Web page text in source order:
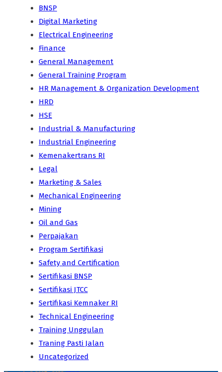
BNSP
Digital Marketing
Electrical Engineering
Finance
General Management
General Training Program
HR Management & Organization Development
HRD
HSE
Industrial & Manufacturing
Industrial Engineering
Kemenakertrans RI
Legal
Marketing & Sales
Mechanical Engineering
Mining
Oil and Gas
Perpajakan
Program Sertifikasi
Safety and Certification
Sertifikasi BNSP
Sertifikasi JTCC
Sertifikasi Kemnaker RI
Technical Engineering
Training Unggulan
Traning Pasti Jalan
Uncategorized